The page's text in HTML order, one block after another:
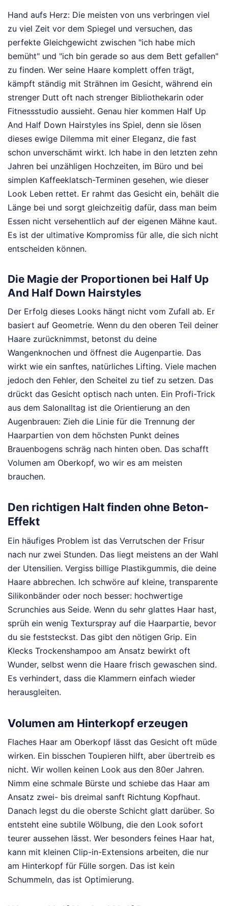
Hand aufs Herz: Die meisten von uns verbringen viel
zu viel Zeit vor dem Spiegel und versuchen, das
perfekte Gleichgewicht zwischen "ich habe mich
bemüht" und "ich bin gerade so aus dem Bett gefallen"
zu finden. Wer seine Haare komplett offen trägt,
kämpft ständig mit Strähnen im Gesicht, während ein
strenger Dutt oft nach strenger Bibliothekarin oder
Fitnessstudio aussieht. Genau hier kommen Half Up
And Half Down Hairstyles ins Spiel, denn sie lösen
dieses ewige Dilemma mit einer Eleganz, die fast
schon unverschämt wirkt. Ich habe in den letzten zehn
Jahren bei unzähligen Hochzeiten, im Büro und bei
simplen Kaffeeklatsch-Terminen gesehen, wie dieser
Look Leben rettet. Er rahmt das Gesicht ein, behält die
Länge bei und sorgt gleichzeitig dafür, dass man beim
Essen nicht versehentlich auf der eigenen Mähne kaut.
Es ist der ultimative Kompromiss für alle, die sich nicht
entscheiden können.
Die Magie der Proportionen bei Half Up
And Half Down Hairstyles
Der Erfolg dieses Looks hängt nicht vom Zufall ab. Er
basiert auf Geometrie. Wenn du den oberen Teil deiner
Haare zurücknimmst, betonst du deine
Wangenknochen und öffnest die Augenpartie. Das
wirkt wie ein sanftes, natürliches Lifting. Viele machen
jedoch den Fehler, den Scheitel zu tief zu setzen. Das
drückt das Gesicht optisch nach unten. Ein Profi-Trick
aus dem Salonalltag ist die Orientierung an den
Augenbrauen: Zieh die Linie für die Trennung der
Haarpartien von dem höchsten Punkt deines
Brauenbogens schräg nach hinten oben. Das schafft
Volumen am Oberkopf, wo wir es am meisten
brauchen.
Den richtigen Halt finden ohne Beton-
Effekt
Ein häufiges Problem ist das Verrutschen der Frisur
nach nur zwei Stunden. Das liegt meistens an der Wahl
der Utensilien. Vergiss billige Plastikgummis, die deine
Haare abbrechen. Ich schwöre auf kleine, transparente
Silikonbänder oder noch besser: hochwertige
Scrunchies aus Seide. Wenn du sehr glattes Haar hast,
sprüh ein wenig Texturspray auf die Haarpartie, bevor
du sie feststeckst. Das gibt den nötigen Grip. Ein
Klecks Trockenshampoo am Ansatz bewirkt oft
Wunder, selbst wenn die Haare frisch gewaschen sind.
Es verhindert, dass die Klammern einfach wieder
herausgleiten.
Volumen am Hinterkopf erzeugen
Flaches Haar am Oberkopf lässt das Gesicht oft müde
wirken. Ein bisschen Toupieren hilft, aber übertreib es
nicht. Wir wollen keinen Look aus den 80er Jahren.
Nimm eine schmale Bürste und schiebe das Haar am
Ansatz zwei- bis dreimal sanft Richtung Kopfhaut.
Danach legst du die oberste Schicht glatt darüber. So
entsteht eine subtile Wölbung, die den Look sofort
teurer aussehen lässt. Wer besonders feines Haar hat,
kann mit kleinen Clip-in-Extensions arbeiten, die nur
am Hinterkopf für Fülle sorgen. Das ist kein
Schummeln, das ist Optimierung.